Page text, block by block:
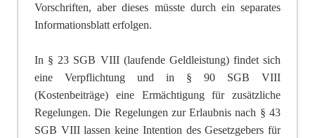
Vorschriften, aber dieses müsste durch ein separates
Informationsblatt erfolgen.
In § 23 SGB VIII (laufende Geldleistung) findet sich
eine Verpflichtung und in § 90 SGB VIII
(Kostenbeiträge) eine Ermächtigung für zusätzliche
Regelungen. Die Regelungen zur Erlaubnis nach § 43
SGB VIII lassen keine Intention des Gesetzgebers für